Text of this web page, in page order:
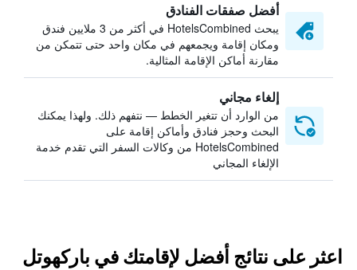
أفضل صفقات الفنادق
يبحث HotelsCombined في أكثر من 3 ملايين فندق
ومكان إقامة ويجمعهم في مكان واحد حتى تتمكن من
مقارنة أماكن الإقامة المثالية.
إلغاء مجاني
من الوارد أن تتغير الخطط — نتفهم ذلك. ولهذا يمكنك
البحث وحجز فنادق وأماكن إقامة على
HotelsCombined من وكالات السفر التي تقدم خدمة
الإلغاء المجاني
اعثر على نتائج أفضل لإقامتك في باركهوتل